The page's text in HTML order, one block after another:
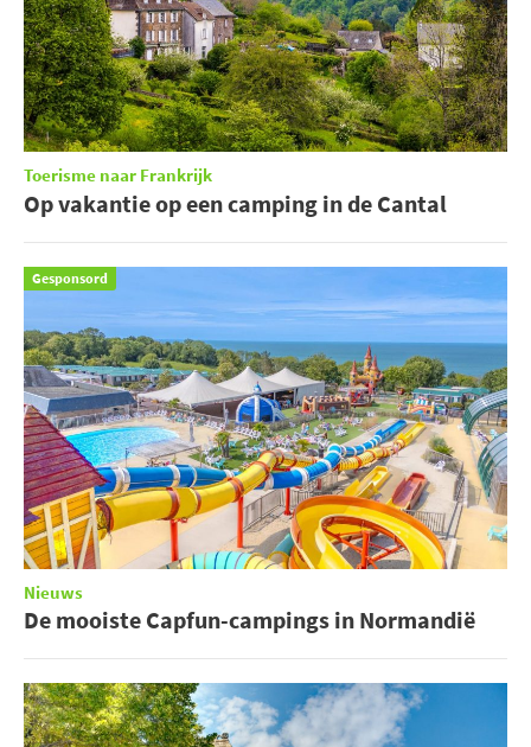
Toerisme naar Frankrijk
Op vakantie op een camping in de Cantal
Gesponsord
Nieuws
De mooiste Capfun-campings in Normandië